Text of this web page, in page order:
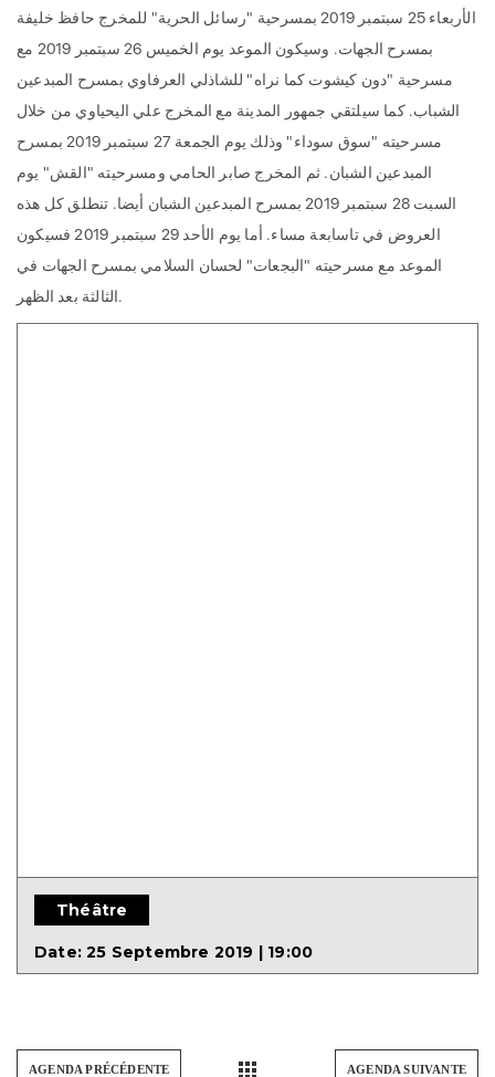
الأربعاء 25 سبتمبر 2019 بمسرحية "رسائل الحرية" للمخرج حافظ خليفة
بمسرح الجهات. وسيكون الموعد يوم الخميس 26 سبتمبر 2019 مع
مسرحية "دون كيشوت كما نراه" للشاذلي العرفاوي بمسرح المبدعين
الشباب. كما سيلتقي جمهور المدينة مع المخرج علي اليحياوي من خلال
مسرحيته "سوق سوداء" وذلك يوم الجمعة 27 سبتمبر 2019 بمسرح
المبدعين الشبان. ثم المخرج صابر الحامي ومسرحيته "القش" يوم
السبت 28 سبتمبر 2019 بمسرح المبدعين الشبان أيضا. تنطلق كل هذه
العروض في تاسابعة مساء. أما يوم الأحد 29 سبتمبر 2019 فسيكون
الموعد مع مسرحيته "البجعات" لحسان السلامي بمسرح الجهات في
الثالثة بعد الظهر.
Théâtre
Date:25 Septembre 2019 | 19:00
AGENDA PRÉCÉDENTE AGENDA SUIVANTE